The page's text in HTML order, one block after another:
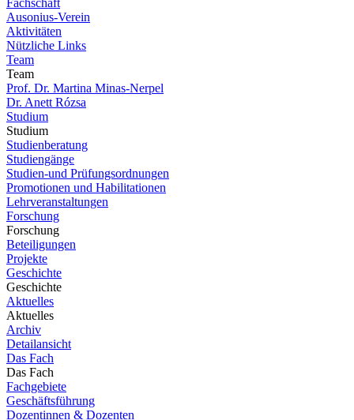
Fachschaft
Ausonius-Verein
Aktivitäten
Nützliche Links
Team
Team
Prof. Dr. Martina Minas-Nerpel
Dr. Anett Rózsa
Studium
Studium
Studienberatung
Studiengänge
Studien-und Prüfungsordnungen
Promotionen und Habilitationen
Lehrveranstaltungen
Forschung
Forschung
Beteiligungen
Projekte
Geschichte
Geschichte
Aktuelles
Aktuelles
Archiv
Detailansicht
Das Fach
Das Fach
Fachgebiete
Geschäftsführung
Dozentinnen & Dozenten